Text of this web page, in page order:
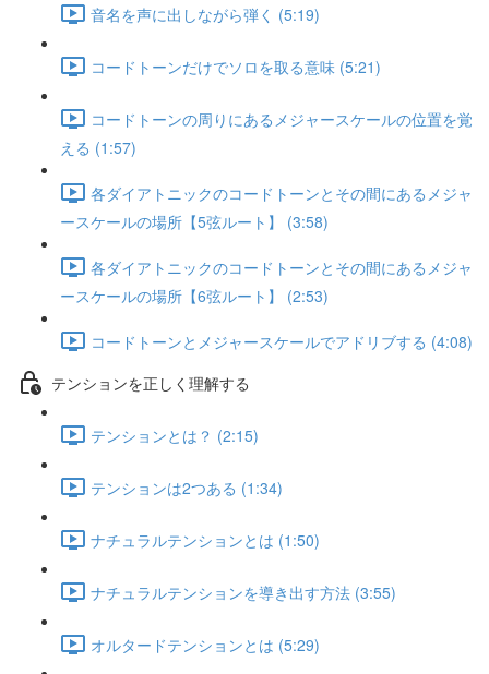
音名を声に出しながら弾く (5:19)
コードトーンだけでソロを取る意味 (5:21)
コードトーンの周りにあるメジャースケールの位置を覚
える (1:57)
各ダイアトニックのコードトーンとその間にあるメジャ
ースケールの場所【5弦ルート】 (3:58)
各ダイアトニックのコードトーンとその間にあるメジャ
ースケールの場所【6弦ルート】 (2:53)
コードトーンとメジャースケールでアドリブする (4:08)
テンションを正しく理解する
テンションとは？ (2:15)
テンションは2つある (1:34)
ナチュラルテンションとは (1:50)
ナチュラルテンションを導き出す方法 (3:55)
オルタードテンションとは (5:29)